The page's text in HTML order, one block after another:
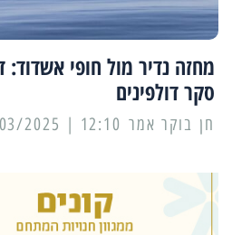
מחזה נדיר מול חופי
סקר דולפינים
12:10 | 30/03/2025